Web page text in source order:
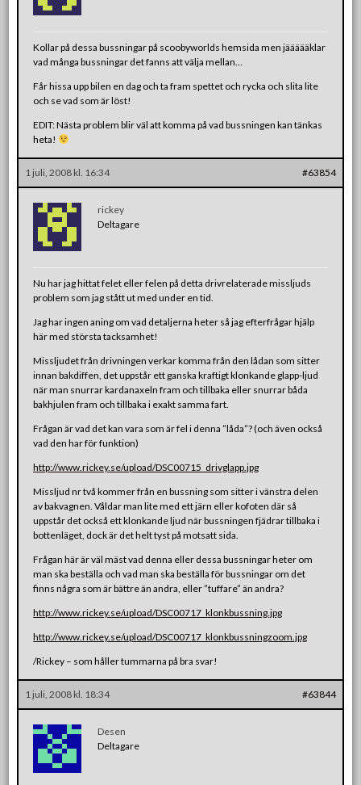
Kollar på dessa bussningar på scoobyworlds hemsida men jäääääklar
vad många bussningar det fanns att välja mellan…
Får hissa upp bilen en dag och ta fram spettet och rycka och slita lite
och se vad som är löst!
EDIT: Nästa problem blir väl att komma på vad bussningen kan tänkas
heta!
1 juli, 2008 kl. 16:34 #63854
rickey
Deltagare
Nu har jag hittat felet eller felen på detta drivrelaterade missljuds
problem som jag stått ut med under en tid.
Jag har ingen aning om vad detaljerna heter så jag efterfrågar hjälp
här med största tacksamhet!
Missljudet från drivningen verkar komma från den lådan som sitter
innan bakdiffen, det uppstår ett ganska kraftigt klonkande glapp-ljud
när man snurrar kardanaxeln fram och tillbaka eller snurrar båda
bakhjulen fram och tillbaka i exakt samma fart.
Frågan är vad det kan vara som är fel i denna ”låda”? (och även också
vad den har för funktion)
http://www.rickey.se/upload/DSC00715_drivglapp.jpg
Missljud nr två kommer från en bussning som sitter i vänstra delen
av bakvagnen. Våldar man lite med ett järn eller kofoten där så
uppstår det också ett klonkande ljud när bussningen fjädrar tillbaka i
bottenläget, dock är det helt tyst på motsatt sida.
Frågan här är väl mäst vad denna eller dessa bussningar heter om
man ska beställa och vad man ska beställa för bussningar om det
finns några som är bättre än andra, eller ”tuffare” än andra?
http://www.rickey.se/upload/DSC00717_klonkbussning.jpg
http://www.rickey.se/upload/DSC00717_klonkbussningzoom.jpg
/Rickey – som håller tummarna på bra svar!
1 juli, 2008 kl. 18:34 #63844
Desen
Deltagare